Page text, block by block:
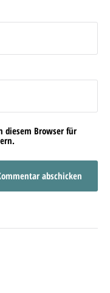
diesem Browser für